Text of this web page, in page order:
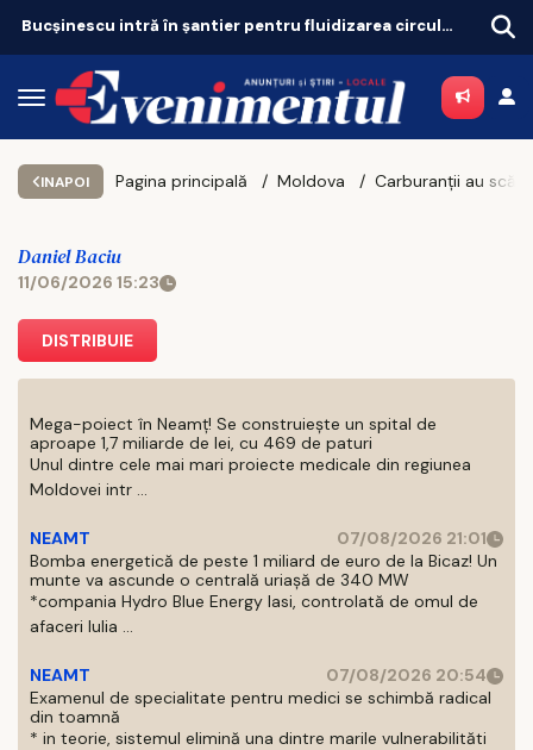
Bucșinescu intră în șantier pentru fluidizarea circulației
INAPOI Pagina principală Moldova
Daniel Baciu
11/06/2026 15:23
DISTRIBUIE
Mega-poiect în Neamț! Se construiește un spital de
aproape 1,7 miliarde de lei, cu 469 de paturi
Unul dintre cele mai mari proiecte medicale din regiunea
Moldovei intr ...
NEAMT
07/08/2026 21:01
Bomba energetică de peste 1 miliard de euro de la Bicaz! Un
munte va ascunde o centrală uriașă de 340 MW
*compania Hydro Blue Energy Iasi, controlată de omul de
afaceri Iulia ...
NEAMT
07/08/2026 20:54
Examenul de specialitate pentru medici se schimbă radical
din toamnă
* in teorie, sistemul elimină una dintre marile vulnerabilităti